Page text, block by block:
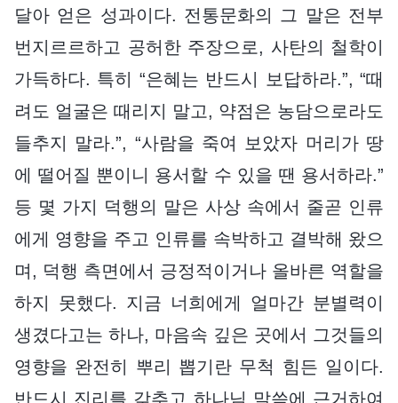
달아 얻은 성과이다. 전통문화의 그 말은 전부
번지르르하고 공허한 주장으로, 사탄의 철학이
가득하다. 특히 “은혜는 반드시 보답하라.”, “때
려도 얼굴은 때리지 말고, 약점은 농담으로라도
들추지 말라.”, “사람을 죽여 보았자 머리가 땅
에 떨어질 뿐이니 용서할 수 있을 땐 용서하라.”
등 몇 가지 덕행의 말은 사상 속에서 줄곧 인류
에게 영향을 주고 인류를 속박하고 결박해 왔으
며, 덕행 측면에서 긍정적이거나 올바른 역할을
하지 못했다. 지금 너희에게 얼마간 분별력이
생겼다고는 하나, 마음속 깊은 곳에서 그것들의
영향을 완전히 뿌리 뽑기란 무척 힘든 일이다.
반드시 진리를 갖추고 하나님 말씀에 근거하여